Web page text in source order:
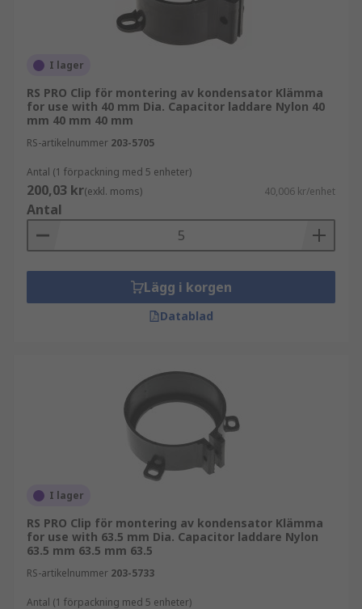
I lager
RS PRO Clip för montering av kondensator Klämma
for use with 40 mm Dia. Capacitor laddare Nylon 40
mm 40 mm 40 mm
RS-artikelnummer 203-5705
Antal (1 förpackning med 5 enheter)
200,03 kr(exkl. moms) 40,006 kr/enhet
Antal
Lägg i korgen
Datablad
I lager
RS PRO Clip för montering av kondensator Klämma
for use with 63.5 mm Dia. Capacitor laddare Nylon
63.5 mm 63.5 mm 63.5
RS-artikelnummer 203-5733
Antal (1 förpackning med 5 enheter)